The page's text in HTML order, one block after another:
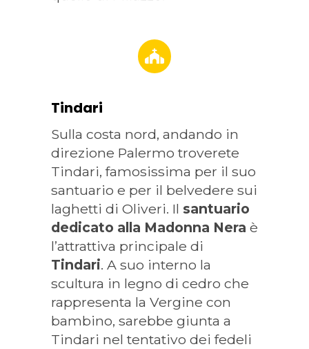
Tindari
Sulla costa nord, andando in
direzione Palermo troverete
Tindari, famosissima per il suo
santuario e per il belvedere sui
laghetti di Oliveri. Il santuario
dedicato alla Madonna Nera è
l’attrattiva principale di
Tindari. A suo interno la
scultura in legno di cedro che
rappresenta la Vergine con
bambino, sarebbe giunta a
Tindari nel tentativo dei fedeli